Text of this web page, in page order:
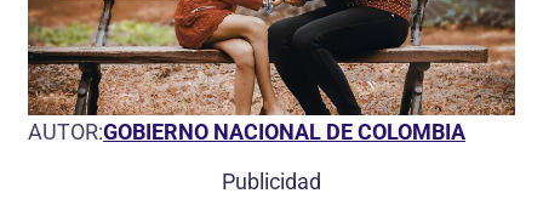
AUTOR:GOBIERNO NACIONAL DE COLOMBIA
Publicidad